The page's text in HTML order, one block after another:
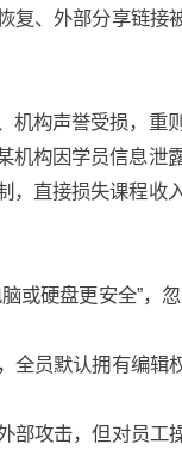
复、外部分享链接
机构声誉受损，重
机构因学员信息泄
，直接损失课程收
或硬盘更安全”，
全员默认拥有编辑
部攻击，但对员工